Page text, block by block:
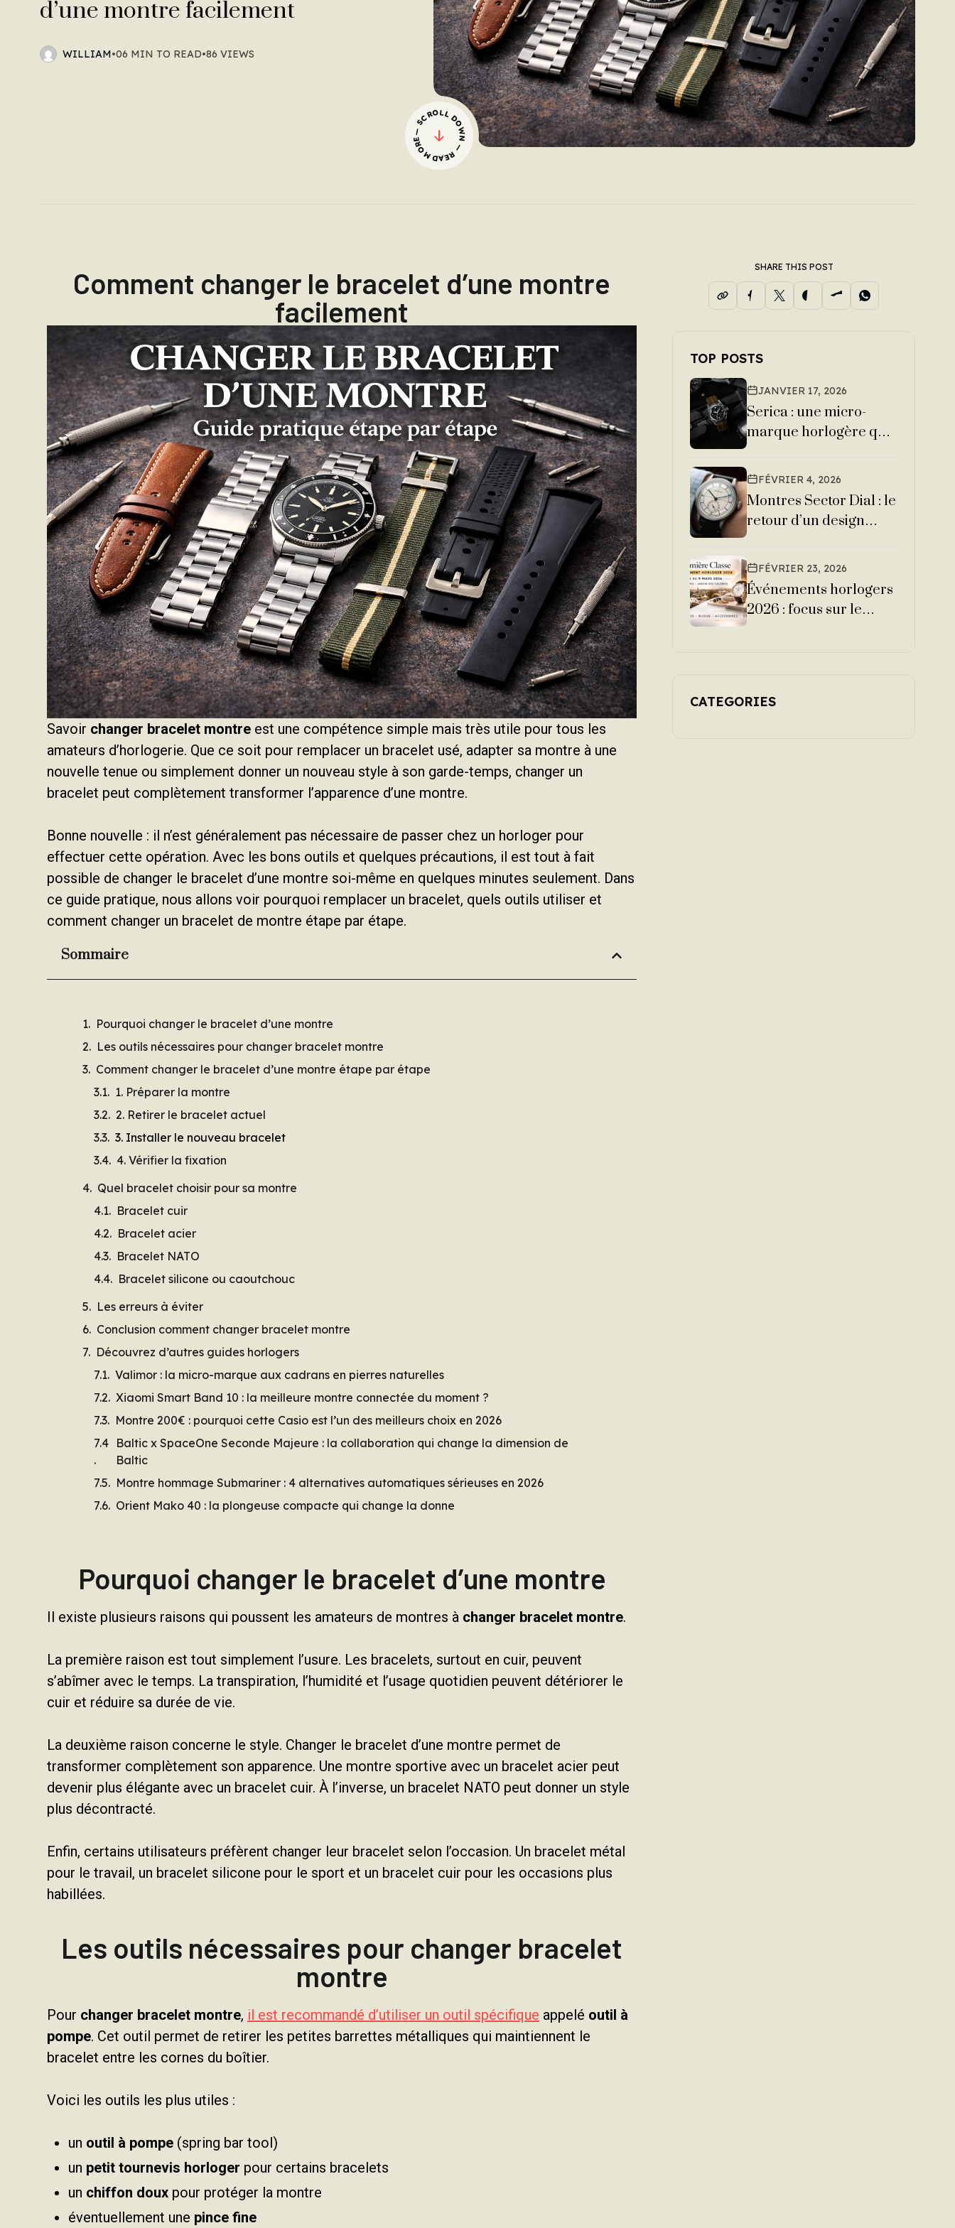
d’une montre facilement
WILLIAM•06 MIN TO READ•86 VIEWS
— SCROLL DOWN — READ MORE
Comment changer le bracelet d’une montre
facilement
Savoir changer bracelet montre est une compétence simple mais très utile pour tous les
amateurs d’horlogerie. Que ce soit pour remplacer un bracelet usé, adapter sa montre à une
nouvelle tenue ou simplement donner un nouveau style à son garde-temps, changer un
bracelet peut complètement transformer l’apparence d’une montre.
Bonne nouvelle : il n’est généralement pas nécessaire de passer chez un horloger pour
effectuer cette opération. Avec les bons outils et quelques précautions, il est tout à fait
possible de changer le bracelet d’une montre soi-même en quelques minutes seulement. Dans
ce guide pratique, nous allons voir pourquoi remplacer un bracelet, quels outils utiliser et
comment changer un bracelet de montre étape par étape.
Sommaire
Pourquoi changer le bracelet d’une montre
Les outils nécessaires pour changer bracelet montre
Comment changer le bracelet d’une montre étape par étape
1. Préparer la montre
2. Retirer le bracelet actuel
3. Installer le nouveau bracelet
4. Vérifier la fixation
Quel bracelet choisir pour sa montre
Bracelet cuir
Bracelet acier
Bracelet NATO
Bracelet silicone ou caoutchouc
Les erreurs à éviter
Conclusion comment changer bracelet montre
Découvrez d’autres guides horlogers
Valimor : la micro-marque aux cadrans en pierres naturelles
Xiaomi Smart Band 10 : la meilleure montre connectée du moment ?
Montre 200€ : pourquoi cette Casio est l’un des meilleurs choix en 2026
Baltic x SpaceOne Seconde Majeure : la collaboration qui change la dimension de
Baltic
Montre hommage Submariner : 4 alternatives automatiques sérieuses en 2026
Orient Mako 40 : la plongeuse compacte qui change la donne
Pourquoi changer le bracelet d’une montre
Il existe plusieurs raisons qui poussent les amateurs de montres à changer bracelet montre.
La première raison est tout simplement l’usure. Les bracelets, surtout en cuir, peuvent
s’abîmer avec le temps. La transpiration, l’humidité et l’usage quotidien peuvent détériorer le
cuir et réduire sa durée de vie.
La deuxième raison concerne le style. Changer le bracelet d’une montre permet de
transformer complètement son apparence. Une montre sportive avec un bracelet acier peut
devenir plus élégante avec un bracelet cuir. À l’inverse, un bracelet NATO peut donner un style
plus décontracté.
Enfin, certains utilisateurs préfèrent changer leur bracelet selon l’occasion. Un bracelet métal
pour le travail, un bracelet silicone pour le sport et un bracelet cuir pour les occasions plus
habillées.
Les outils nécessaires pour changer bracelet
montre
Pour changer bracelet montre, il est recommandé d’utiliser un outil spécifique appelé outil à
pompe. Cet outil permet de retirer les petites barrettes métalliques qui maintiennent le
bracelet entre les cornes du boîtier.
Voici les outils les plus utiles :
un outil à pompe (spring bar tool)
un petit tournevis horloger pour certains bracelets
un chiffon doux pour protéger la montre
éventuellement une pince fine
SHARE THIS POST
TOP POSTS
JANVIER 17, 2026
Serica : une micro-
marque horlogère qui
FÉVRIER 4, 2026
Montres Sector Dial : le
retour d’un design
FÉVRIER 23, 2026
Événements horlogers
2026 : focus sur le
CATEGORIES